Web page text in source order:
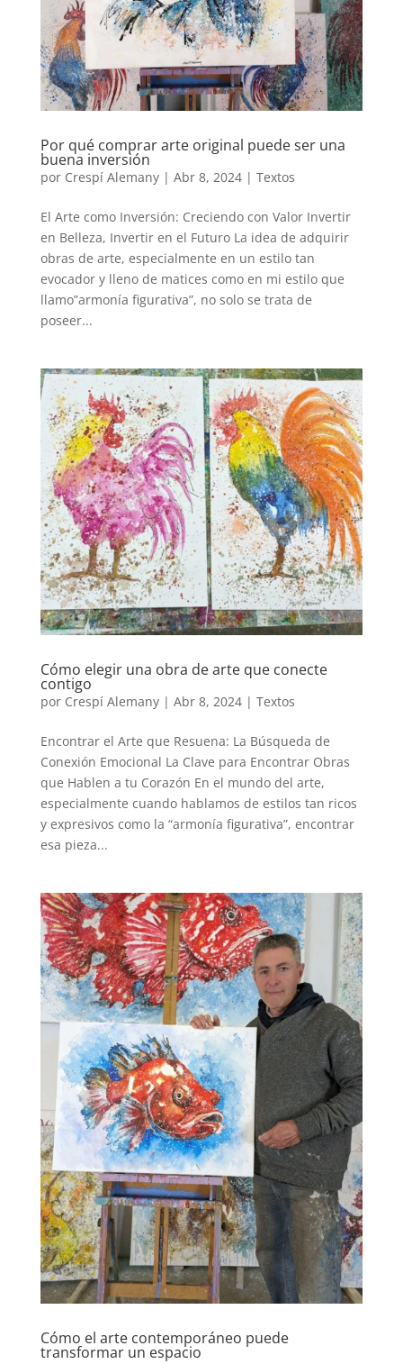
Por qué comprar arte original puede ser una
buena inversión
por Crespí Alemany| Abr 8, 2024| Textos
El Arte como Inversión: Creciendo con Valor Invertir
en Belleza, Invertir en el Futuro La idea de adquirir
obras de arte, especialmente en un estilo tan
evocador y lleno de matices como en mi estilo que
llamo”armonía figurativa”, no solo se trata de
poseer...
Cómo elegir una obra de arte que conecte
contigo
por Crespí Alemany| Abr 8, 2024| Textos
Encontrar el Arte que Resuena: La Búsqueda de
Conexión Emocional La Clave para Encontrar Obras
que Hablen a tu Corazón En el mundo del arte,
especialmente cuando hablamos de estilos tan ricos
y expresivos como la “armonía figurativa”, encontrar
esa pieza...
Cómo el arte contemporáneo puede
transformar un espacio